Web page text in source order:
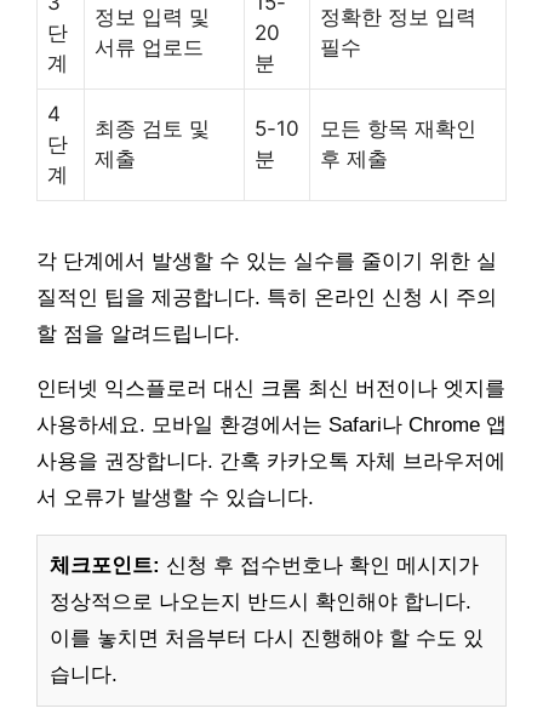
단
계
정보 입력 및
서류 업로드
20
분
정확한 정보 입력
필수
4
단
계
최종 검토 및
제출
5-10
분
모든 항목 재확인
후 제출
각 단계에서 발생할 수 있는 실수를 줄이기 위한 실
질적인 팁을 제공합니다. 특히 온라인 신청 시 주의
할 점을 알려드립니다.
인터넷 익스플로러 대신 크롬 최신 버전이나 엣지를
사용하세요. 모바일 환경에서는 Safari나 Chrome 앱
사용을 권장합니다. 간혹 카카오톡 자체 브라우저에
서 오류가 발생할 수 있습니다.
체크포인트: 신청 후 접수번호나 확인 메시지가
정상적으로 나오는지 반드시 확인해야 합니다.
이를 놓치면 처음부터 다시 진행해야 할 수도 있
습니다.